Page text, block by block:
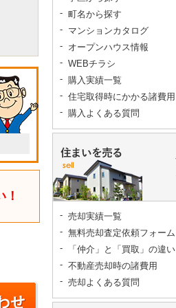
町名から探す
マンションカタログ
オープンハウス情報
WEBチラシ
購入実績一覧
住宅取得時にかかる諸費用
購入よくある質問
売却実績一覧
無料売却査定依頼フォーム
「仲介」と「買取」の違い
不動産売却時の諸費用
売却よくある質問